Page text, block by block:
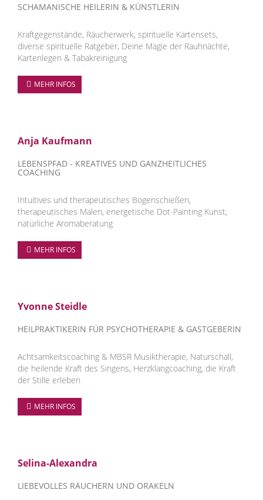
SCHAMANISCHE HEILERIN & KÜNSTLERIN
Kraftgegenstände, Räucherwerk, spirituelle Kartensets,
diverse spirituelle Ratgeber, Deine Magie der Rauhnächte,
Kartenlegen & Tabakreinigung
MEHR INFOS
Anja Kaufmann
LEBENSPFAD - KREATIVES UND GANZHEITLICHES
COACHING
Intuitives und therapeutisches Bogenschießen,
therapeutisches Malen, energetische Dot-Painting Kunst,
natürliche Aromaberatung
MEHR INFOS
Yvonne Steidle
HEILPRAKTIKERIN FÜR PSYCHOTHERAPIE & GASTGEBERIN
Achtsamkeitscoaching & MBSR Musiktherapie, Naturschall,
die heilende Kraft des Singens, Herzklangcoaching, die Kraft
der Stille erleben
MEHR INFOS
Selina-Alexandra
LIEBEVOLLES RÄUCHERN UND ORAKELN